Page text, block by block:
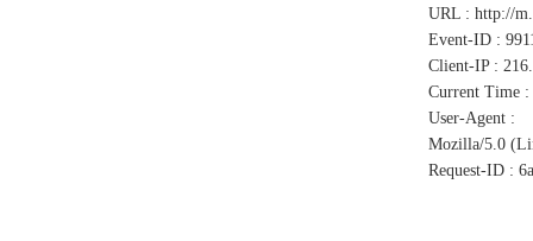
URL : http://
Event-ID :
Client-IP :
Current Time :
User-Agent :
Mozilla/5.0
Request-ID :